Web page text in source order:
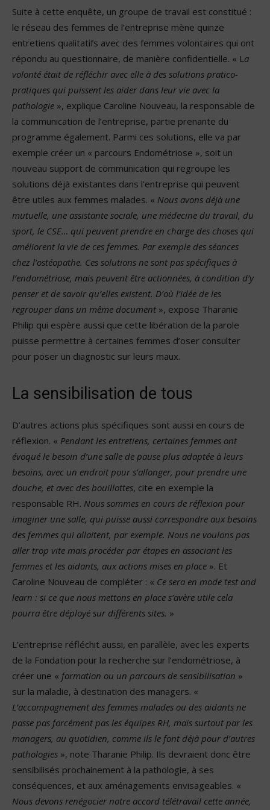
Suite à cette enquête, un groupe de travail est constitué :
le réseau des femmes de l’entreprise mène quinze
entretiens qualitatifs avec des femmes volontaires qui ont
répondu au questionnaire, de manière confidentielle. « La
volonté était de réfléchir avec elle à des solutions pratico-
pratiques qui puissent les aider dans leur vie avec la
pathologie », explique Caroline Nouveau, la responsable de
la communication de l’entreprise, partie prenante du
programme également. Parmi ces solutions, elle va par
exemple créer un « parcours Endométriose », soit un
nouveau support de communication qui regroupe les
solutions déjà existantes dans l’entreprise qui peuvent
être utiles aux femmes malades. « Nous avons déjà une
mutuelle, une assistante sociale, une médecine du travail, du
sport, le CSE… qui peuvent prendre en charge des choses qui
améliorent la vie de ces femmes. Par exemple des séances
chez l’ostéopathe. Ces solutions ne sont pas spécifiques à
l’endométriose, mais peuvent être actionnées, à condition d’y
penser et de savoir qu’elles existent. D’où l’idée de les
regrouper dans un même document », expose Tharanie
Philip qui espère aussi que cette libération de la parole
puisse permettre à certaines femmes d’oser consulter
pour poser un diagnostic sur leurs maux.
La sensibilisation de tous
D’autres actions plus spécifiques sont aussi en cours de
réflexion. « Pendant les entretiens, certaines femmes ont
évoqué le besoin d’une salle de pause plus adaptée à leurs
besoins, avec un endroit pour s’allonger, pour prendre une
douche, et avec des bouillottes, cite en exemple la
responsable RH. Nous sommes en cours de réflexion pour
imaginer une salle, qui puisse aussi correspondre aux besoins
des femmes qui allaitent, par exemple. Nous ne voulons pas
aller trop vite mais procéder par étapes en associant les
femmes et les aidants, aux actions mises en place ». Et
Caroline Nouveau de compléter : « Ce sera en mode test and
learn : si ce que nous mettons en place s’avère utile cela
pourra être déployé sur différents sites. »
L’entreprise réfléchit aussi, en parallèle, avec les experts
de la Fondation pour la recherche sur l’endométriose, à
créer une « formation ou un parcours de sensibilisation »
sur la maladie, à destination des managers. «
L’accompagnement des femmes malades ou des aidants ne
passe pas forcément pas les équipes RH, mais surtout par les
managers, au quotidien, comme ils le font déjà pour d’autres
pathologies », note Tharanie Philip. Ils devraient donc être
sensibilisés prochainement à la pathologie, à ses
conséquences, et aux aménagements envisageables. «
Nous devons renégocier notre accord télétravail cette année,